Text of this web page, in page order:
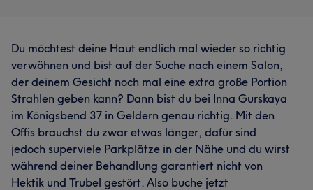
Du möchtest deine Haut endlich mal wieder so richtig
verwöhnen und bist auf der Suche nach einem Salon,
der deinem Gesicht noch mal eine extra große Portion
Strahlen geben kann? Dann bist du bei Inna Gurskaya
im Königsbend 37 in Geldern genau richtig. Mit den
Öffis brauchst du zwar etwas länger, dafür sind
jedoch superviele Parkplätze in der Nähe und du wirst
während deiner Behandlung garantiert nicht von
Hektik und Trubel gestört. Also buche jetzt